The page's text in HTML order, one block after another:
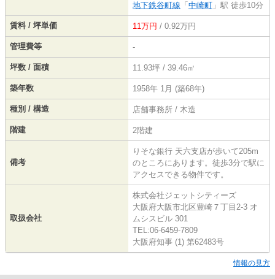
地下鉄谷町線 「 中崎町 」駅 徒歩10分
賃料 / 坪単価 11万円 / 0.92万円
管理費等 -
坪数 / 面積 11.93坪 / 39.46㎡
築年数 1958年 1月 (築68年)
種別 / 構造 店舗事務所 / 木造
階建 2階建
備考
りそな銀行 天六支店が歩いて205m
のところにあります。徒歩3分で駅に
アクセスできる物件です。
取扱会社
株式会社ジェットシティーズ
大阪府大阪市北区豊崎７丁目2-3 オ
ムシスビル 301
TEL:06-6459-7809
大阪府知事 (1) 第62483号
情報の見方